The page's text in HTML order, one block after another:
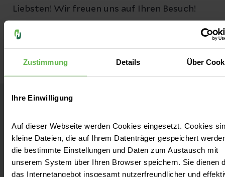
Zustimmung Details Über
Ihre Einwilligung
Auf dieser Webseite werden Cookies eingesetzt. Cookies
kleine Dateien, die auf Ihrem Datenträger gespeichert
die bestimmte Einstellungen und Daten zum Austausch mit
unserem System über Ihren Browser speichern. Sie dienen
das Internetangebot insgesamt nutzerfreundlicher und
Liebsten! Wir freuen uns auf Ihren Besuch!
Kontakt
Hansteinstraße 29